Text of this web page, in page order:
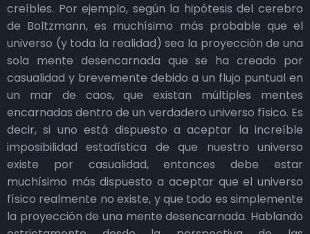
creíbles. Por ejemplo, según la hipótesis del cerebro
de Boltzmann, es muchísimo más probable que el
universo (y toda la realidad) sea la proyección de una
sola mente desencarnada que se ha creado por
casualidad y brevemente debido a un flujo puntual en
un mar de caos, que existan múltiples mentes
encarnadas dentro de un verdadero universo físico. Es
decir, si uno está dispuesto a aceptar la increíble
imposibilidad estadística de que nuestro universo
existe por casualidad, entonces debe estar
muchísimo más dispuesto a aceptar que el universo
físico realmente no existe, y que todo es simplemente
la proyección de una mente desencarnada. Hablando